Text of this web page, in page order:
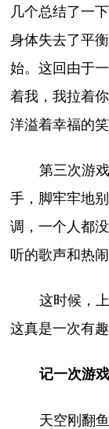
几个总结了一
身体失去了平
始。这回由于
着我，我拉着
洋溢着幸福的
第三次游
手，脚牢牢地
调，一个人都
听的歌声和热闹
这时候，
这真是一次有
记一次游
天空刚翻